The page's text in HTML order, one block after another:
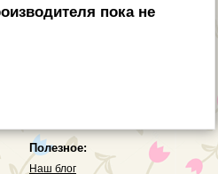
пока не
Полезное:
Наш блог